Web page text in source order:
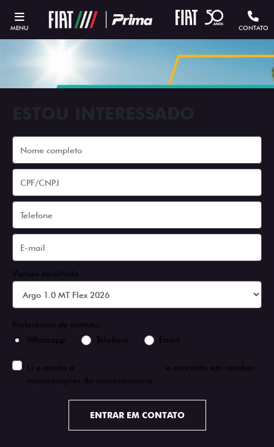
MENU CONTATO
Versão escolhida
Preferência de contato:
Whatsapp
Telefone Email
Li e aceito a
e concordo em receber
comunicações da concessionária.
ENTRAR EM CONTATO